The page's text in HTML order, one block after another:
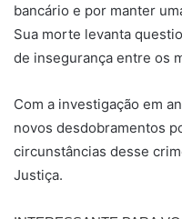
bancário e por manter
Sua morte levanta
de insegurança entre os
Com a investigação em
novos desdobramentos
circunstâncias desse
Justiça.